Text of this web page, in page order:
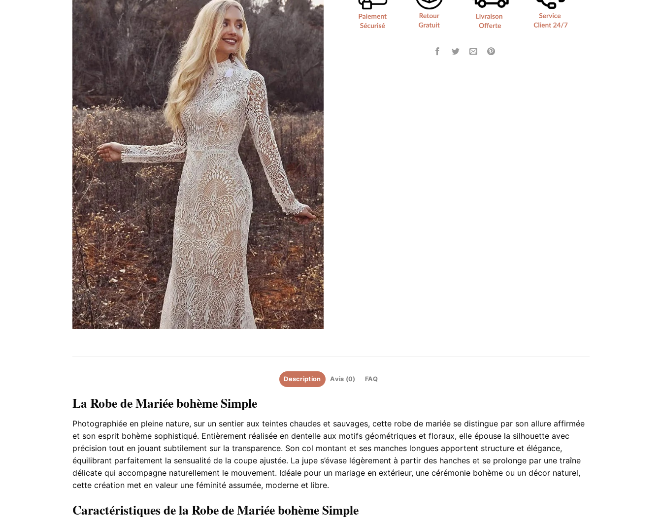
Description Avis (0) FAQ
La Robe de Mariée bohème Simple
Photographiée en pleine nature, sur un sentier aux teintes chaudes et sauvages, cette robe de mariée se distingue par son allure affirmée
et son esprit bohème sophistiqué. Entièrement réalisée en dentelle aux motifs géométriques et floraux, elle épouse la silhouette avec
précision tout en jouant subtilement sur la transparence. Son col montant et ses manches longues apportent structure et élégance,
équilibrant parfaitement la sensualité de la coupe ajustée. La jupe s’évase légèrement à partir des hanches et se prolonge par une traîne
délicate qui accompagne naturellement le mouvement. Idéale pour un mariage en extérieur, une cérémonie bohème ou un décor naturel,
cette création met en valeur une féminité assumée, moderne et libre.
Caractéristiques de la Robe de Mariée bohème Simple